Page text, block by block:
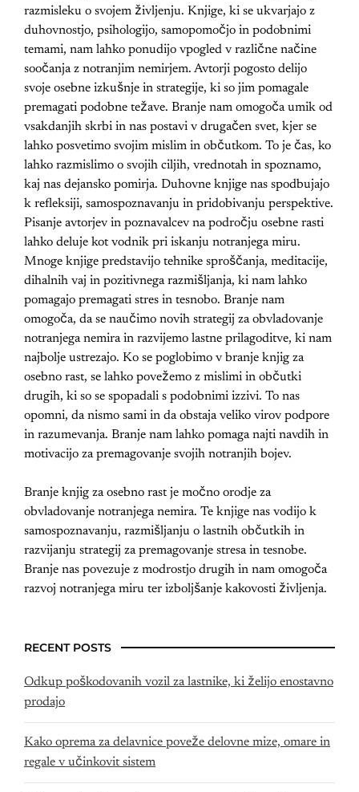
razmisleku o svojem življenju. Knjige, ki se ukvarjajo z
duhovnostjo, psihologijo, samopomočjo in podobnimi
temami, nam lahko ponudijo vpogled v različne načine
soočanja z notranjim nemirjem. Avtorji pogosto delijo
svoje osebne izkušnje in strategije, ki so jim pomagale
premagati podobne težave. Branje nam omogoča umik od
vsakdanjih skrbi in nas postavi v drugačen svet, kjer se
lahko posvetimo svojim mislim in občutkom. To je čas, ko
lahko razmislimo o svojih ciljih, vrednotah in spoznamo,
kaj nas dejansko pomirja. Duhovne knjige nas spodbujajo
k refleksiji, samospoznavanju in pridobivanju perspektive.
Pisanje avtorjev in poznavalcev na področju osebne rasti
lahko deluje kot vodnik pri iskanju notranjega miru.
Mnoge knjige predstavijo tehnike sproščanja, meditacije,
dihalnih vaj in pozitivnega razmišljanja, ki nam lahko
pomagajo premagati stres in tesnobo. Branje nam
omogoča, da se naučimo novih strategij za obvladovanje
notranjega nemira in razvijemo lastne prilagoditve, ki nam
najbolje ustrezajo. Ko se poglobimo v branje knjig za
osebno rast, se lahko povežemo z mislimi in občutki
drugih, ki so se spopadali s podobnimi izzivi. To nas
opomni, da nismo sami in da obstaja veliko virov podpore
in razumevanja. Branje nam lahko pomaga najti navdih in
motivacijo za premagovanje svojih notranjih bojev.
Branje knjig za osebno rast je močno orodje za
obvladovanje notranjega nemira. Te knjige nas vodijo k
samospoznavanju, razmišljanju o lastnih občutkih in
razvijanju strategij za premagovanje stresa in tesnobe.
Branje nas povezuje z modrostjo drugih in nam omogoča
razvoj notranjega miru ter izboljšanje kakovosti življenja.
RECENT POSTS
Odkup poškodovanih vozil za lastnike, ki želijo enostavno
prodajo
Kako oprema za delavnice poveže delovne mize, omare in
regale v učinkovit sistem